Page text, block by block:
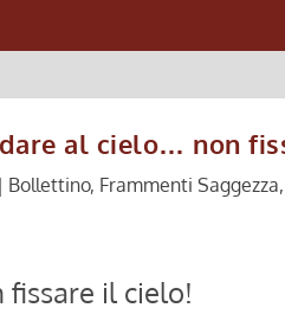
al cielo… non
| Bollettino, Frammenti Saggezza,
il cielo!